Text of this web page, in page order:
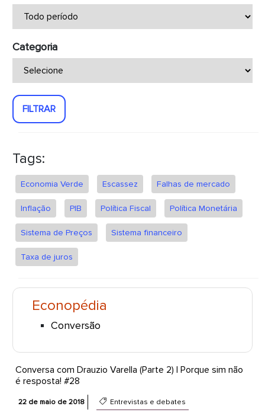
Categoria
FILTRAR
Tags:
Economia Verde Escassez Falhas de mercado
Inflação PIB Política Fiscal Política Monetária
Sistema de Preços Sistema financeiro
Taxa de juros
Econopédia
Conversão
Conversa com Drauzio Varella (Parte 2) | Porque sim não
é resposta! #28
22 de maio de 2018 Entrevistas e debates